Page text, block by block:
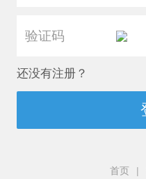
还没有注册？
首页 |